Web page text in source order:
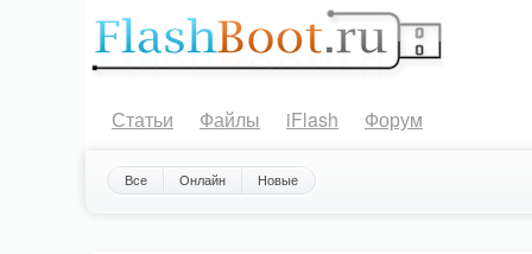
Статьи Файлы iFlash Форум
Все Онлайн Новые